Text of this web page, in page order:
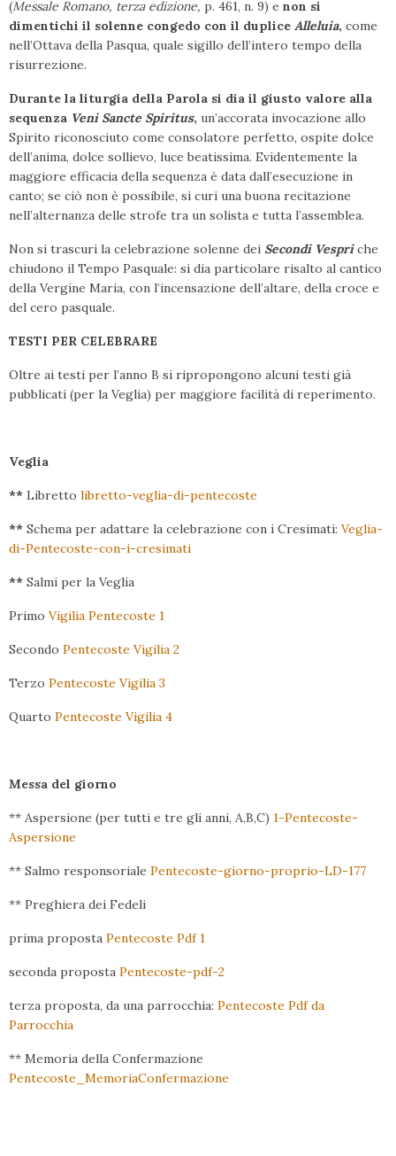
(Messale Romano, terza edizione, p. 461, n. 9) e non si
dimentichi il solenne congedo con il duplice Alleluia, come
nell’Ottava della Pasqua, quale sigillo dell’intero tempo della
risurrezione.
Durante la liturgia della Parola si dia il giusto valore alla
sequenza Veni Sancte Spiritus, un’accorata invocazione allo
Spirito riconosciuto come consolatore perfetto, ospite dolce
dell’anima, dolce sollievo, luce beatissima. Evidentemente la
maggiore efficacia della sequenza è data dall’esecuzione in
canto; se ciò non è possibile, si curi una buona recitazione
nell’alternanza delle strofe tra un solista e tutta l’assemblea.
Non si trascuri la celebrazione solenne dei Secondi Vespriche
chiudono il Tempo Pasquale: si dia particolare risalto al cantico
della Vergine Maria, con l’incensazione dell’altare, della croce e
del cero pasquale.
TESTI PER CELEBRARE
Oltre ai testi per l’anno B si ripropongono alcuni testi già
pubblicati (per la Veglia) per maggiore facilità di reperimento.
Veglia
** Libretto libretto-veglia-di-pentecoste
** Schema per adattare la celebrazione con i Cresimati: Veglia-
di-Pentecoste-con-i-cresimati
** Salmi per la Veglia
Primo Vigilia Pentecoste 1
Secondo Pentecoste Vigilia 2
Terzo Pentecoste Vigilia 3
Quarto Pentecoste Vigilia 4
Messa del giorno
** Aspersione (per tutti e tre gli anni, A,B,C) 1-Pentecoste-
Aspersione
** Salmo responsoriale Pentecoste-giorno-proprio-LD-177
** Preghiera dei Fedeli
prima proposta Pentecoste Pdf 1
seconda proposta Pentecoste-pdf-2
terza proposta, da una parrocchia: Pentecoste Pdf da
Parrocchia
** Memoria della Confermazione
Pentecoste_MemoriaConfermazione